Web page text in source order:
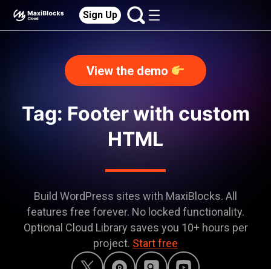
Sign Up
View the demo
Tag: Footer with custom
HTML
Build WordPress sites with MaxiBlocks. All
features free forever. No locked functionality.
Optional Cloud Library saves you 10+ hours per
project. Start free